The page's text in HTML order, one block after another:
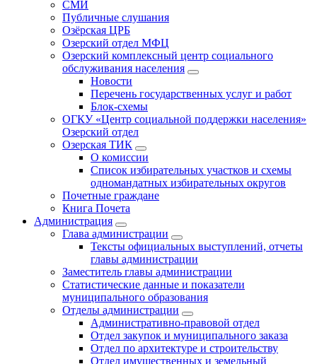
СМИ
Публичные слушания
Озёрская ЦРБ
Озерский отдел МФЦ
Озерский комплексный центр социального
обслуживания населения
Новости
Перечень государственных услуг и работ
Блок-схемы
ОГКУ «Центр социальной поддержки населения»
Озерский отдел
Озерская ТИК
О комиссии
Список избирательных участков и схемы
одномандатных избирательных округов
Почетные граждане
Книга Почета
Администрация
Глава администрации
Тексты официальных выступлений, отчеты
главы администрации
Заместитель главы администрации
Статистические данные и показатели
муниципального образования
Отделы администрации
Административно-правовой отдел
Отдел закупок и муниципального заказа
Отдел по архитектуре и строительству
Отдел имущественных и земельный